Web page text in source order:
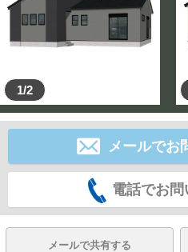
1/2
メールでお
電話でお
メールで共有する